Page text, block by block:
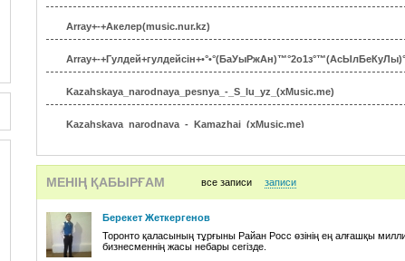
Array+-+Акелер(music.nur.kz)
Array+-
Kazahskaya_narodnaya_pesnya_-_S_lu_yz_(xMusic.me)
Kazahskaya_narodnaya_-_Kamazhaj_(xMusic.me)
Нуржан Керменбаев - Каланын сулулары [www.kazhit.com]
ЕСКЕНДИР ХАСАНГАЛИЕВ-АТАМЕКЕН (mp3ostrov.com)
r._s._-_sam_(zaycev.net)
Bigbang(--)+-+Big+Bang+++Lollipop+2(music.nur.kz)
МЕНІҢ ҚАБЫРҒАМ все записи записи
Берекет Жеткергенов
Торонто қаласының тұрғыны Райан Росс өзінің ең алғашқы
бизнесменнің жасы небары сегізде.